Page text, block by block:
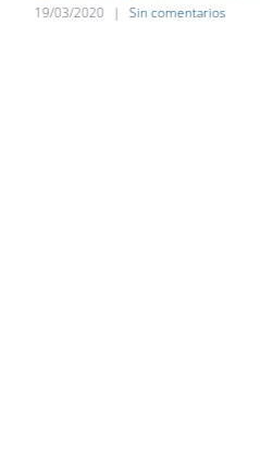
19/03/2020 | Sin comentarios